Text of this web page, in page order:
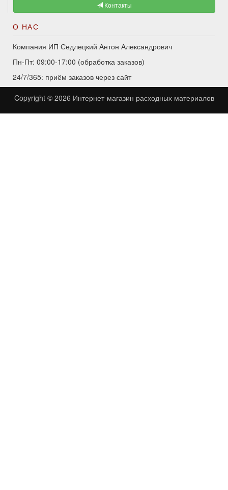
Контакты
О НАС
Компания ИП Седлецкий Антон Александрович
Пн-Пт: 09:00-17:00 (обработка заказов)
24/7/365: приём заказов через сайт
Copyright © 2026 Интернет-магазин расходных материалов